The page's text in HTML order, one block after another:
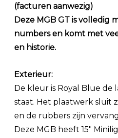
(facturen aanwezig)
Deze MGB GT is volledig
numbers en komt met
en historie.
Exterieur:
De kleur is Royal Blue de
staat. Het plaatwerk sluit
en de rubbers zijn
Deze MGB heeft 15″